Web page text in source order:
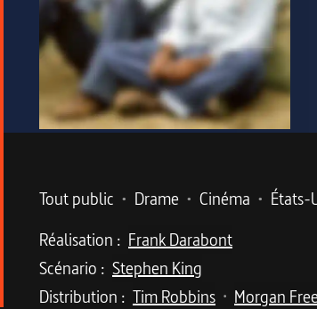
Metadata du
Tout public • Drame • Cinéma • États-
Réalisation : Frank Darabont
Scénario : Stephen King
Distribution : Tim Robbins • Morgan